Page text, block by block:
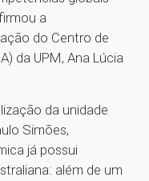
a
do Centro de
da UPM, Ana Lúcia
da unidade
Simões,
já possui
além de um